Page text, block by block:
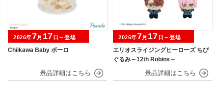
Chiikawa Baby ボーロ
2026年7月 17 日～登場
エリオスライジングヒーローズ ちび
ぐるみ～12th Robins～
2026年7月 17 日～登場